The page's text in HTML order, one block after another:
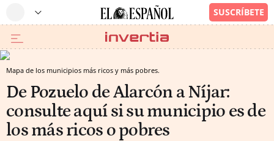
Mapa de los municipios más ricos y más pobres.
De Pozuelo de Alarcón a Níjar:
consulte aquí si su municipio es de
los más ricos o pobres